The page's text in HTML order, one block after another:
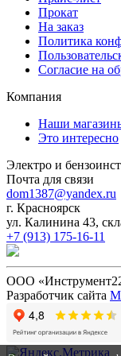
Прокат
На заказ
Политика
Согласие на
Компания
Наши
Это интересно
Электро и
Почта для связи
dom1387@yandex.ru
г. Красноярск
ул. Калинина 43,
+7 (913) 175-16-11
ООО
Разработчик сайта